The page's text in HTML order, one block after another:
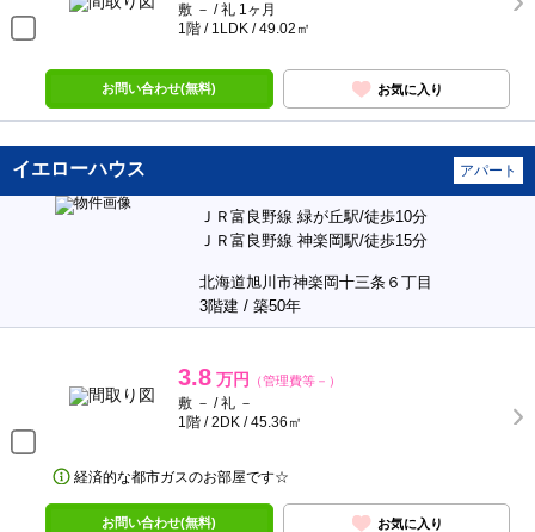
敷 － / 礼 1ヶ月
1階 / 1LDK / 49.02㎡
お問い合わせ(無料) お気に入り
イエローハウス アパート
ＪＲ富良野線 緑が丘駅/徒歩10分
ＪＲ富良野線 神楽岡駅/徒歩15分
北海道旭川市神楽岡十三条６丁目
3階建 / 築50年
3.8 万円 （管理費等－）
敷 － / 礼 －
1階 / 2DK / 45.36㎡
経済的な都市ガスのお部屋です☆
お問い合わせ(無料) お気に入り